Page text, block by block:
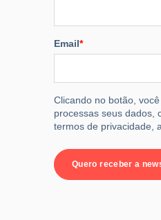
Email*
Clicando no botão,
processas seus dados,
termos de privacidade,